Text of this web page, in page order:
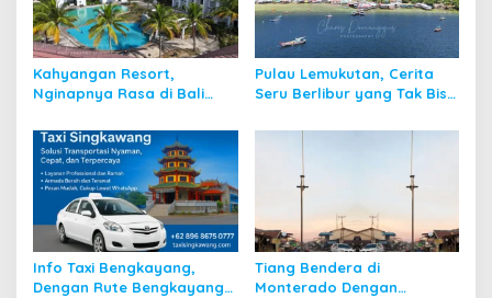
Kahyangan Resort,
Nginapnya Rasa di Bali
Pulau Lemukutan, Cerita
Seru Berlibur yang Tak Bisa
Info Taxi Bengkayang,
Dengan Rute Bengkayang
Tiang Bendera di
Monterado Dengan